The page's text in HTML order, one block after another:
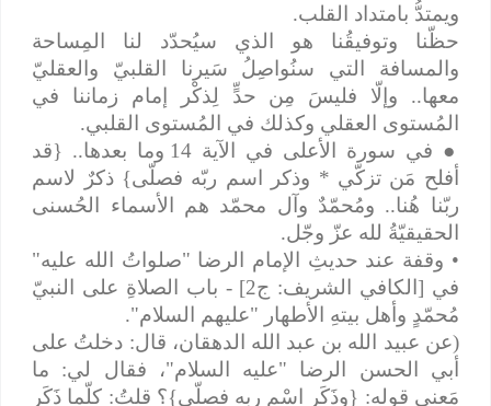
ويمتدُّ بامتداد القلب.
حظّنا وتوفيقُنا هو الذي سيُحدّد لنا المِساحة
والمسافة التي سنُواصِلُ سَيرنا القلبيّ والعقليّ
معها.. وإلّا فليسَ مِن حدٍّ لِذكْر إمام زماننا في
المُستوى العقلي وكذلك في المُستوى القلبي.
●
في سورة الأعلى في الآية 14 وما بعدها.. {قد
أفلح مَن تزكّي * وذكر اسم ربّه فصلّى} ذكرٌ لاسم
ربّنا هُنا.. ومُحمّدٌ وآل محمّد هم الأسماء الحُسنى
الحقيقيّةُ لله عزّ وجّل.
• وقفة عند حديثِ الإمام الرضا "صلواتُ الله عليه"
في [الكافي الشريف: ج2] - باب الصلاةِ على النبيّ
مُحمّدٍ وأهل بيتهِ الأطهار "عليهم السلام".
(عن عبيد الله بن عبد الله الدهقان، قال: دخلتُ على
أبي الحسن الرضا "عليه‌ السلام"، فقال لي: ما
مَعنى قوله: {وذَكَر اسْم ربه فصلّى}؟ قلتُ: كلّما ذَكَر